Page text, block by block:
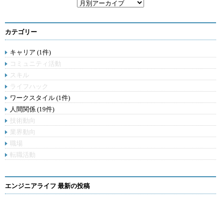
カテゴリー
キャリア (1件)
コミュニティ活動
スキル
ライフハック
ワークスタイル (1件)
人間関係 (19件)
技術動向
業界動向
職場
転職活動
エンジニアライフ 最新の投稿